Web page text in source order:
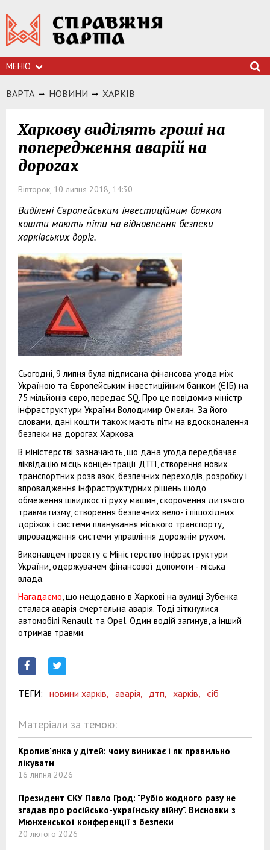
МЕНЮ
ВАРТА НОВИНИ ХАРКIВ
Харкову виділять гроші на
попередження аварій на
дорогах
Вівторок, 10 липня 2018, 14:30
Виділені Європейським інвестиційним банком
кошти мають піти на відновлення безпеки
харківських доріг.
Сьогодні, 9 липня була підписана фінансова угода між
Україною та Європейським інвестиційним банком (ЄІБ) на
75 мільйонів євро, передає SQ. Про це повідомив міністр
інфраструктури України Володимир Омелян. За його
словами, дані кошти також мають піти на вдосконалення
безпеки на дорогах Харкова.
В міністерстві зазначають, що дана угода передбачає
ліквідацію місць концентрації ДТП, створення нових
транспортних розв'язок, безпечних переходів, розробку і
впровадження інфраструктурних рішень щодо
обмеження швидкості руху машин, скорочення дитячого
травматизму, створення безпечних вело- і пішохідних
доріжок і системи планування міського транспорту,
впровадження системи управління дорожнім рухом.
Виконавцем проекту є Міністерство інфраструктури
України, одержувачем фінансової допомоги - міська
влада.
Нагадаємо, що нещодавно в Харкові на вулиці Зубенка
сталася аварія смертельна аварія. Тоді зіткнулися
автомобілі Renault та Opel. Один водій загинув, а інший
отримав травми.
ТЕГИ: новини харків, аварія, дтп, харків, єіб
Матеріали за темою:
Кропив'янка у дітей: чому виникає і як правильно
лікувати
16 липня 2026
Президент СКУ Павло Грод: "Рубіо жодного разу не
згадав про російсько-українську війну". Висновки з
Мюнхенської конференції з безпеки
20 лютого 2026